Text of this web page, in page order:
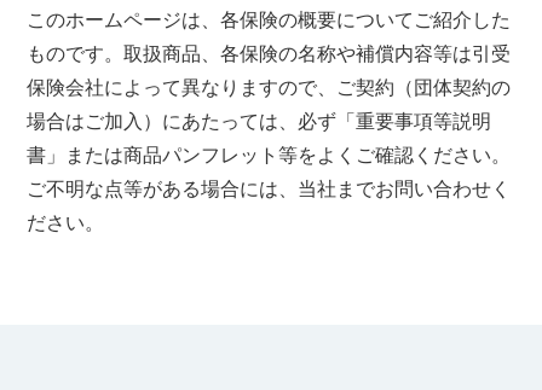
このホームページは、各保険の概要についてご紹介した
ものです。取扱商品、各保険の名称や補償内容等は引受
保険会社によって異なりますので、ご契約（団体契約の
場合はご加入）にあたっては、必ず「重要事項等説明
書」または商品パンフレット等をよくご確認ください。
ご不明な点等がある場合には、当社までお問い合わせく
ださい。